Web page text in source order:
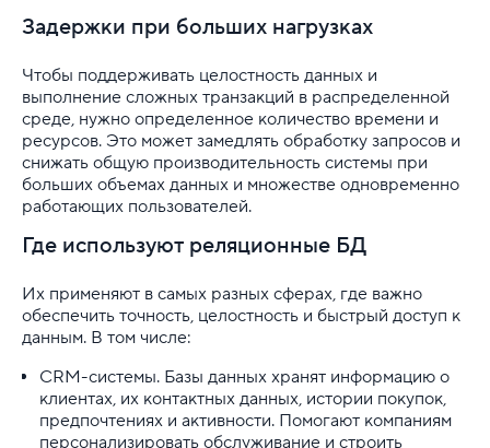
Задержки при больших нагрузках
Чтобы поддерживать целостность данных и
выполнение сложных транзакций в распределенной
среде, нужно определенное количество времени и
ресурсов. Это может замедлять обработку запросов и
снижать общую производительность системы при
больших объемах данных и множестве одновременно
работающих пользователей.
Где используют реляционные БД
Их применяют в самых разных сферах, где важно
обеспечить точность, целостность и быстрый доступ к
данным. В том числе:
CRM-системы. Базы данных хранят информацию о
клиентах, их контактных данных, истории покупок,
предпочтениях и активности. Помогают компаниям
персонализировать обслуживание и строить